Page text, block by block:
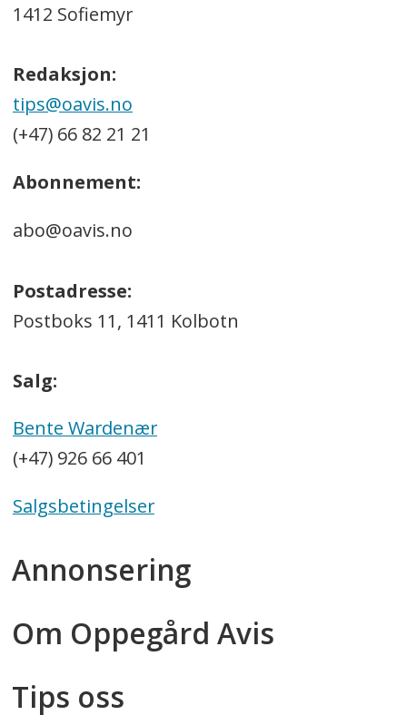
1412 Sofiemyr
Redaksjon:
tips@oavis.no
(+47) 66 82 21 21
Abonnement:
abo@oavis.no
Postadresse:
Postboks 11, 1411 Kolbotn
Salg:
Bente Wardenær
(+47) 926 66 401
Salgsbetingelser
Annonsering
Om Oppegård Avis
Tips oss